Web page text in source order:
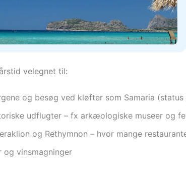
velegnet til:
og besøg ved kløfter som Samaria
udflugter – fx arkæologiske museer og
og Rethymnon – hvor mange
og vinsmagninger